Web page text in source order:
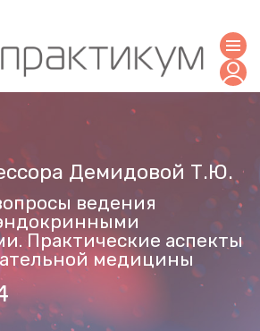
Демидовой Т.Ю.
ведения
Практические аспекты
медицины